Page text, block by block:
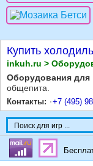
Купить
inkuh.ru >
Оборудования для
общепита.
Контакты: +7 (495)